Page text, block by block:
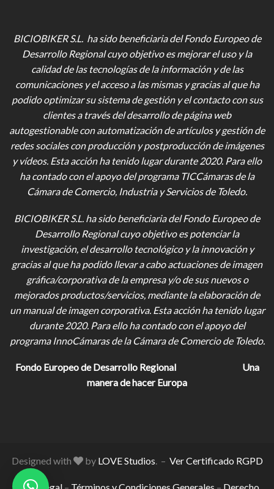
BICIOBIKER S.L. ha sido beneficiaria del Fondo Europeo de
Desarrollo Regional cuyo objetivo es mejorar el uso y la
calidad de las tecnologías de la información y de las
comunicaciones y el acceso a las mismas y gracias al que ha
podido optimizar su sistema de gestión y el contacto con sus
clientes a través del desarrollo de página web
autogestionable con automatización de artículos y gestión de
redes sociales con producción y postproducción de imágenes
y vídeos. Esta acción ha tenido lugar durante 2020. Para ello
ha contado con el apoyo del programa TICCámaras de la
Cámara de Comercio, Industria y Servicios de Toledo.
BICIOBIKER S.L. ha sido beneficiaria del Fondo Europeo de
Desarrollo Regional cuyo objetivo es potenciar la
investigación, el desarrollo tecnológico y la innovación y
gracias al que ha podido llevar a cabo actuaciones de imagen
gráfica/corporativa de la empresa y/o de sus nuevos o
mejorados productos/servicios, mediante la elaboración de
un manual de imagen corporativa. Esta acción ha tenido lugar
durante 2020. Para ello ha contado con el apoyo del
programa InnoCámaras de la Cámara de Comercio de Toledo.
Fondo Europeo de Desarrollo Regional
Una
manera de hacer Europa
Designed with by LOVE Studios . – Ver Certificado RGPD